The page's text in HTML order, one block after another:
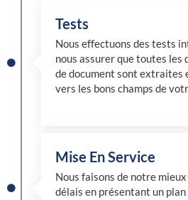
Tests
Nous effectuons des tests
nous assurer que toutes les
de document sont extraites
vers les bons champs de
Mise En Service
Nous faisons de notre
délais en présentant un